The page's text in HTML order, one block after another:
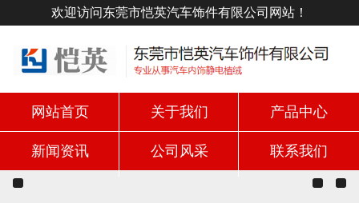
欢迎访问东莞市恺英汽车饰件有限公司网站！
网站首页 关于我们 产品中心
新闻资讯 公司风采 联系我们